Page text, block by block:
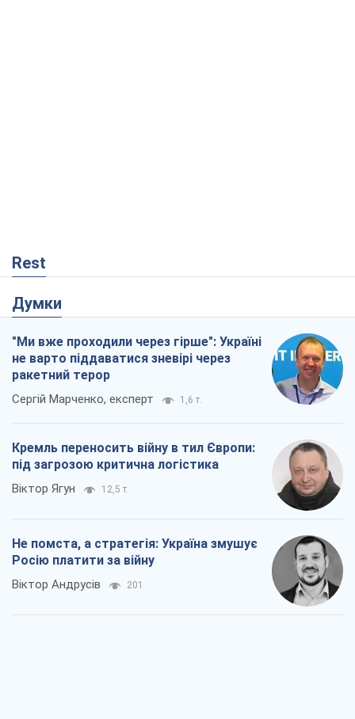
Rest
Думки
"Ми вже проходили через гірше": Україні
не варто піддаватися зневірі через
ракетний терор
Сергій Марченко, експерт 1,6 т.
Кремль переносить війну в тил Європи:
під загрозою критична логістика
Віктор Ягун 12,5 т.
Не помста, а стратегія: Україна змушує
Росію платити за війну
Віктор Андрусів 201